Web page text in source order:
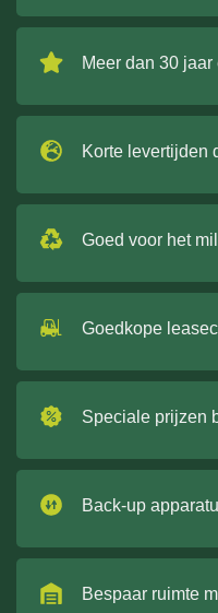
Meer dan 30 jaar
Korte levertijden
Goed voor het
Goedkope
Speciale prijzen
Back-up
Bespaar ruimte